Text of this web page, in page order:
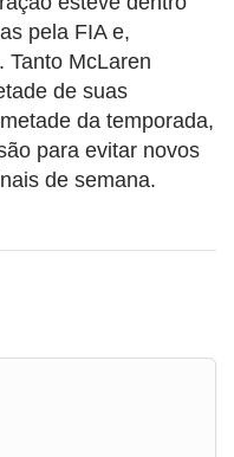
pela FIA e,
Tanto McLaren
de suas
da temporada,
para evitar novos
de semana.